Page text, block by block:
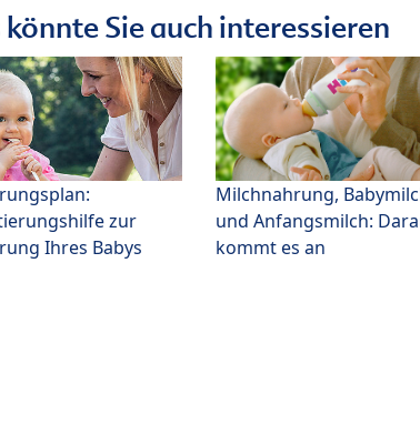
könnte Sie auch interessieren
zur
Ihres Babys
Milchnahrung,
und Anfangsmilch:
kommt es an